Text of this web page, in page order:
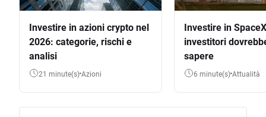
Investire in azioni crypto nel
2026: categorie, rischi e
analisi
21 minute(s) Azioni
Investire in
investitori
sapere
6 minute(s) Attualità